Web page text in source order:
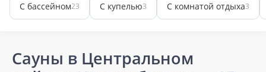
С бассейном23 С купелью3 С комнатой отдыха3
Сауны в Центральном